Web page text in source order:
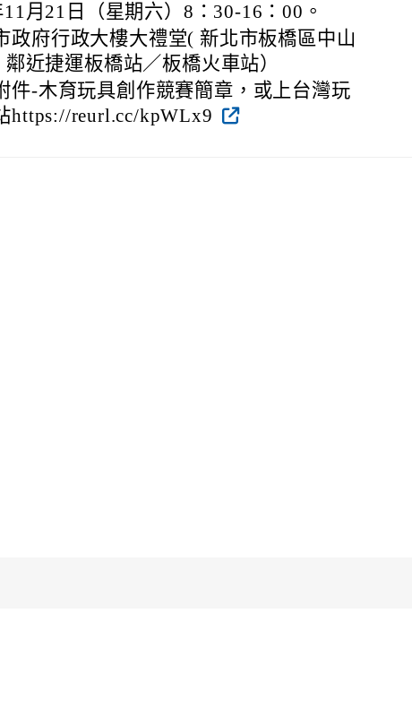
月21日（星期六）8：30-16：00。
政府行政大樓大禮堂( 新北市板橋區中山
近捷運板橋站／板橋火車站）
件-木育玩具創作競賽簡章，或上台灣玩
https://reurl.cc/kpWLx9